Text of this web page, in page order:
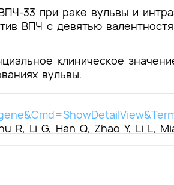
33 при раке вульвы и
ВПЧ с девятью
клиническое
вульвы.
R, Li G, Han Q, Zhao Y, Li L,